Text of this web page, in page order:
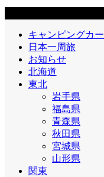
キャンピングカー
日本一周旅
お知らせ
北海道
東北
岩手県
福島県
青森県
秋田県
宮城県
山形県
関東